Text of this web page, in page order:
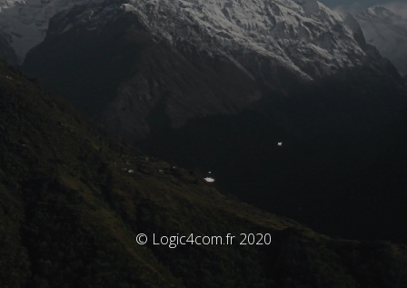
© Logic4com.fr 2020